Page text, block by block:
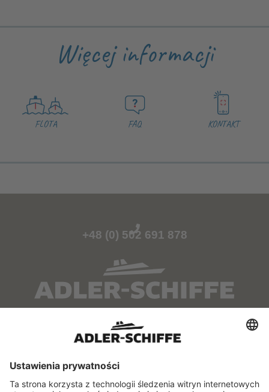
Więcej informacji
FLOTA FAQ KONTAKT
+48 (0) 502 691 878
Kontakt
Punkty przedsprzedaży
Wodny